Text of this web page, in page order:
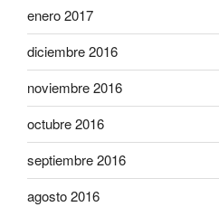
enero 2017
diciembre 2016
noviembre 2016
octubre 2016
septiembre 2016
agosto 2016